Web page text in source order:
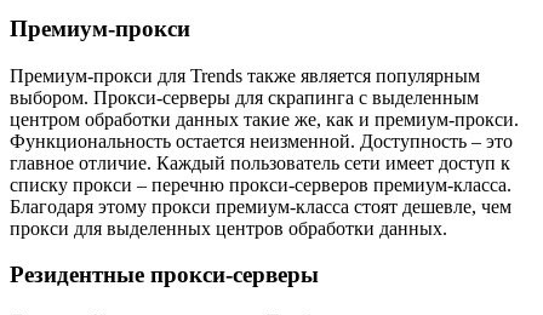
Премиум-прокси
Премиум-прокси для Trends также является популярным
выбором. Прокси-серверы для скрапинга с выделенным
центром обработки данных такие же, как и премиум-прокси.
Функциональность остается неизменной. Доступность – это
главное отличие. Каждый пользователь сети имеет доступ к
списку прокси – перечню прокси-серверов премиум-класса.
Благодаря этому прокси премиум-класса стоят дешевле, чем
прокси для выделенных центров обработки данных.
Резидентные прокси-серверы